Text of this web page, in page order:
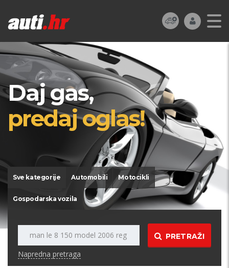
Daj gas,
predaj oglas!
Sve kategorije Automobili Motocikli
Gospodarska vozila
PRETRAŽI
Napredna pretraga